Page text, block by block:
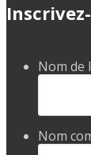
Nom de
Nom